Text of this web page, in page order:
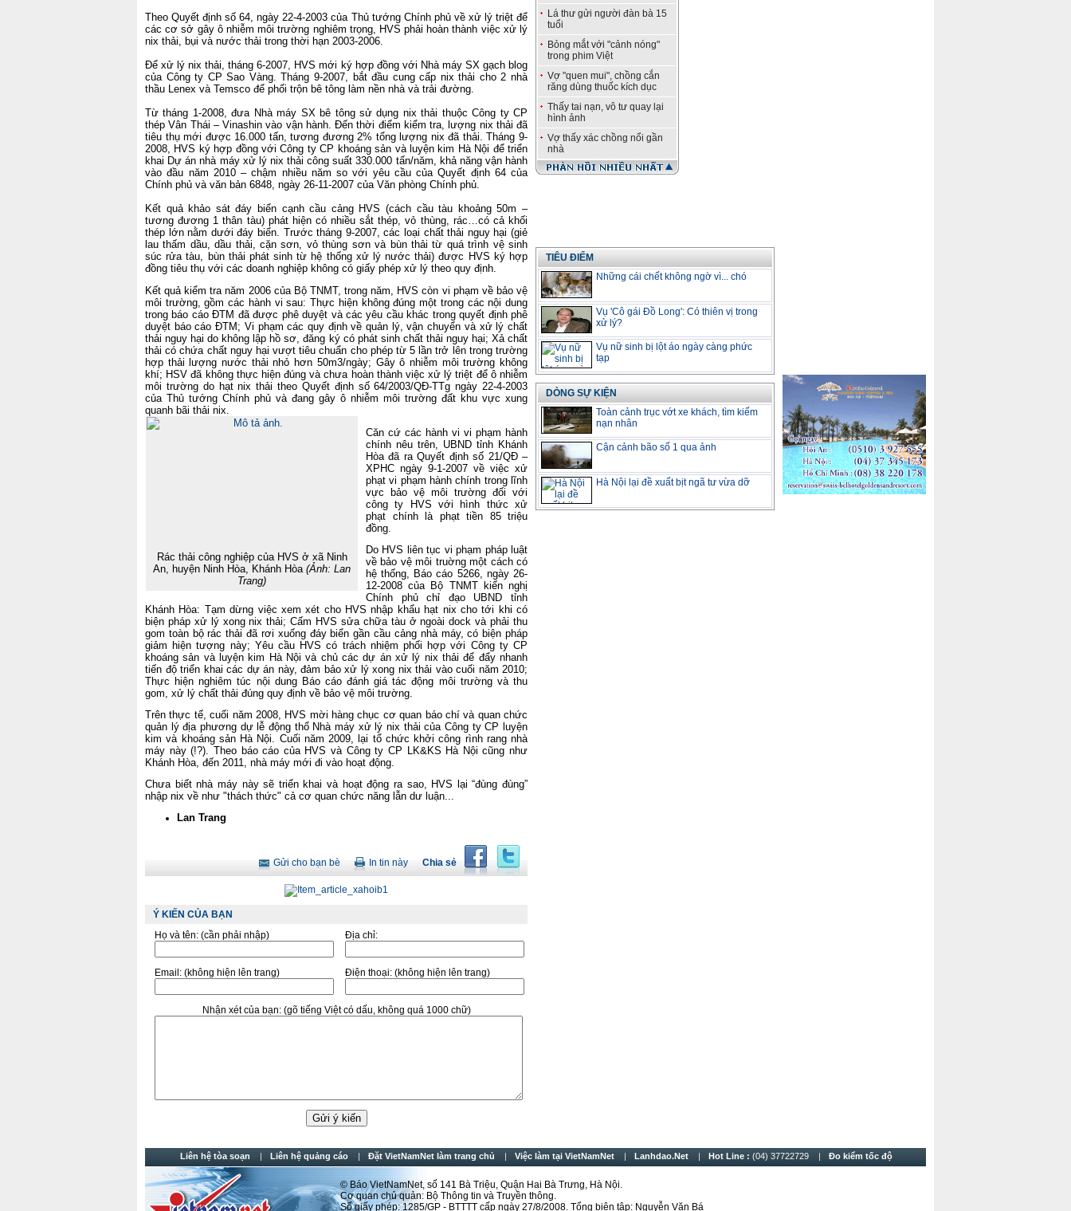
Theo Quyết định số 64, ngày 22-4-2003 của Thủ tướng Chính phủ về xử lý triệt để
các cơ sở gây ô nhiễm môi trường nghiêm trọng, HVS phải hoàn thành việc xử lý
nix thải, bụi và nước thải trong thời hạn 2003-2006.
Để xử lý nix thải, tháng 6-2007, HVS mới ký hợp đồng với Nhà máy SX gạch blog
của Công ty CP Sao Vàng. Tháng 9-2007, bắt đầu cung cấp nix thải cho 2 nhà
thầu Lenex và Temsco để phối trộn bê tông làm nền nhà và trải đường.
Từ tháng 1-2008, đưa Nhà máy SX bê tông sử dụng nix thải thuộc Công ty CP
thép Vân Thái – Vinashin vào vận hành. Đến thời điểm kiểm tra, lượng nix thải đã
tiêu thụ mới được 16.000 tấn, tương đương 2% tổng lượng nix đã thải. Tháng 9-
2008, HVS ký hợp đồng với Công ty CP khoáng sản và luyện kim Hà Nội để triển
khai Dự án nhà máy xử lý nix thải công suất 330.000 tấn/năm, khả năng vận hành
vào đầu năm 2010 – chậm nhiều năm so với yêu cầu của Quyết định 64 của
Chính phủ và văn bản 6848, ngày 26-11-2007 của Văn phòng Chính phủ.
Kết quả khảo sát đáy biển cạnh cầu cảng HVS (cách cầu tàu khoảng 50m –
tương đương 1 thân tàu) phát hiện có nhiều sắt thép, vỏ thùng, rác…có cả khối
thép lớn nằm dưới đáy biển. Trước tháng 9-2007, các loại chất thải nguy hại (giẻ
lau thấm dầu, dầu thải, cặn sơn, vỏ thùng sơn và bùn thải từ quá trình vệ sinh
súc rửa tàu, bùn thải phát sinh từ hệ thống xử lý nước thải) được HVS ký hợp
đồng tiêu thụ với các doanh nghiệp không có giấy phép xử lý theo quy định.
Kết quả kiểm tra năm 2006 của Bộ TNMT, trong năm, HVS còn vi phạm về bảo vệ
môi trường, gồm các hành vi sau:Thực hiện không đúng một trong các nội dung
trong báo cáo ĐTM đã được phê duyệt và các yêu cầu khác trong quyết định phê
duyệt báo cáo ĐTM; Vi phạm các quy định về quản lý, vận chuyển và xử lý chất
thải nguy hại do không lập hồ sơ, đăng ký có phát sinh chất thải nguy hại; Xả chất
thải có chứa chất nguy hại vượt tiêu chuẩn cho phép từ 5 lần trở lên trong trường
hợp thải lượng nước thải nhỏ hơn 50m3/ngày; Gây ô nhiễm môi trường không
khí; HSV đã không thực hiện đúng và chưa hoàn thành việc xử lý triệt để ô nhiễm
môi trường do hạt nix thải theo Quyết định số 64/2003/QĐ-TTg ngày 22-4-2003
của Thủ tướng Chính phủ và đang gây ô nhiễm môi trường đất khu vực xung
quanh bãi thải nix.
Rác thải công nghiệp của HVS ở xã Ninh
An, huyện Ninh Hòa, Khánh Hòa (Ảnh: Lan
Trang)
Căn cứ các hành vi vi phạm hành
chính nêu trên, UBND tỉnh Khánh
Hòa đã ra Quyết định số 21/QĐ –
XPHC ngày 9-1-2007 về việc xử
phạt vi phạm hành chính trong lĩnh
vực bảo vệ môi trường đối với
công ty HVS với hình thức xử
phạt chính là phạt tiền 85 triệu
đồng.
Do HVS liên tục vi phạm pháp luật
về bảo vệ môi truờng một cách có
hệ thống, Báo cáo 5266, ngày 26-
12-2008 của Bộ TNMT kiến nghị
Chính phủ chỉ đạo UBND tỉnh
Khánh Hòa: Tạm dừng việc xem xét cho HVS nhập khẩu hạt nix cho tới khi có
biện pháp xử lý xong nix thải; Cấm HVS sửa chữa tàu ở ngoài dock và phải thu
gom toàn bộ rác thải đã rơi xuống đáy biển gần cầu cảng nhà máy, có biện pháp
giảm hiện tượng này; Yêu cầu HVS có trách nhiệm phối hợp với Công ty CP
khoáng sản và luyện kim Hà Nội và chủ các dự án xử lý nix thải để đẩy nhanh
tiến độ triển khai các dự án này, đảm bảo xử lý xong nix thải vào cuối năm 2010;
Thực hiện nghiêm túc nội dung Báo cáo đánh giá tác động môi trường và thu
gom, xử lý chất thải đúng quy định về bảo vệ môi trường.
Trên thực tế, cuối năm 2008, HVS mời hàng chục cơ quan báo chí và quan chức
quản lý địa phương dự lễ động thổ Nhà máy xử lý nix thải của Công ty CP luyện
kim và khoáng sản Hà Nội. Cuối năm 2009, lại tổ chức khởi công rình rang nhà
máy này (!?). Theo báo cáo của HVS và Công ty CP LK&KS Hà Nội cũng như
Khánh Hòa, đến 2011, nhà máy mới đi vào hoạt động.
Chưa biết nhà máy này sẽ triển khai và hoạt động ra sao, HVS lại “đùng đùng”
nhập nix về như "thách thức" cả cơ quan chức năng lẫn dư luận...
Lan Trang
Chia sẻ
In tin này
Gửi cho bạn bè
Ý KIẾN CỦA BẠN
Họ và tên: (cần phải nhập) Địa chỉ:
Email: (không hiện lên trang) Điện thoại: (không hiện lên trang)
Nhận xét của bạn: (gõ tiếng Việt có dấu, không quá 1000 chữ)
Lá thư gửi người đàn bà 15
tuổi
Bỏng mắt với "cảnh nóng"
trong phim Việt
Vợ "quen mui", chồng cắn
răng dùng thuốc kích dục
Thấy tai nạn, vô tư quay lại
hình ảnh
Vợ thấy xác chồng nổi gần
nhà
TIÊU ĐIỂM
Những cái chết không ngờ vì... chó
Vụ 'Cô gái Đồ Long': Có thiên vị trong
xử lý?
Vụ nữ sinh bị lột áo ngày càng phức
tạp
DÒNG SỰ KIỆN
Toàn cảnh trục vớt xe khách, tìm kiếm
nạn nhân
Cận cảnh bão số 1 qua ảnh
Hà Nội lại đề xuất bịt ngã tư vừa dỡ
Liên hệ tòa soạn Liên hệ quảng cáo Đặt VietNamNet làm trang chủ Việc làm tại VietNamNet Lanhdao.Net Hot Line : (04) 37722729 Đo kiểm tốc độ
© Báo VietNamNet, số 141 Bà Triệu, Quận Hai Bà Trưng, Hà Nội.
Cơ quan chủ quản: Bộ Thông tin và Truyền thông.
Số giấy phép: 1285/GP - BTTTT cấp ngày 27/8/2008. Tổng biên tập: Nguyễn Văn Bá